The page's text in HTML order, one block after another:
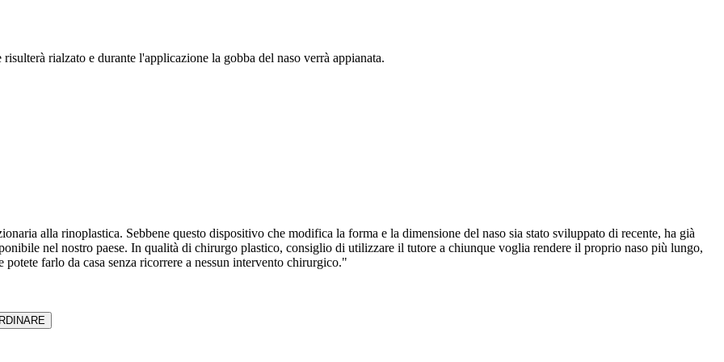
rialzato e durante l'applicazione la gobba del naso verrà appianata.
alla rinoplastica. Sebbene questo dispositivo che modifica la forma e la dimensione del naso sia stato sviluppato di recente, ha già
nel nostro paese. In qualità di chirurgo plastico, consiglio di utilizzare il tutore a chiunque voglia rendere il proprio naso più lungo,
farlo da casa senza ricorrere a nessun intervento chirurgico."